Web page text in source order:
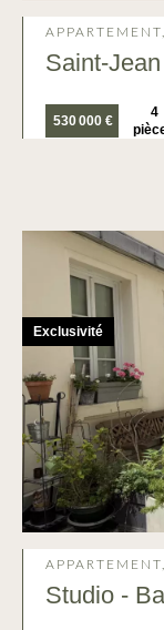
Saint-
530 000 €
4
Studio -
Exclusivité